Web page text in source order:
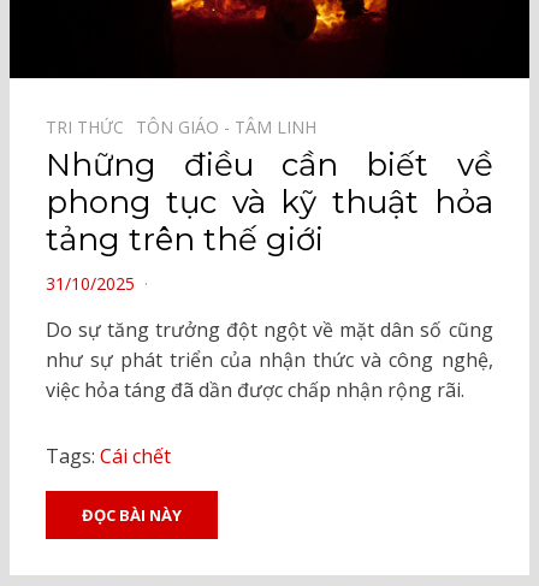
TRI THỨC⠀ TÔN GIÁO - TÂM LINH⠀
Những điều cần biết về
phong tục và kỹ thuật hỏa
tảng trên thế giới
POSTED
31/10/2025
Do sự tăng trưởng đột ngột về mặt dân số cũng
như sự phát triển của nhận thức và công nghệ,
việc hỏa táng đã dần được chấp nhận rộng rãi.
Tags: Cái chết
ĐỌC BÀI NÀY